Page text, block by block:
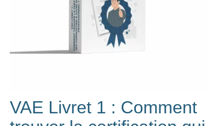
VAE Livret 1 : Comment